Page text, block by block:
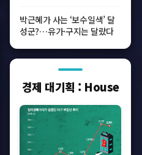
박근혜가 사는 ‘보수일색’ 달
성군?…유가·구지는 달랐다
경제 대기획 : House